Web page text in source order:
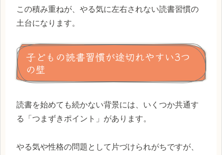
この積み重ねが、やる気に左右されない読書習慣の
土台になります。
子どもの読書習慣が途切れやすい3つ
の壁
読書を始めても続かない背景には、いくつか共通す
る「つまずきポイント」があります。
やる気や性格の問題として片づけられがちですが、